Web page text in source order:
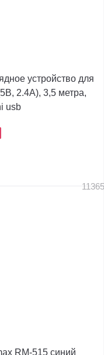
устройство для
2.4А), 3,5 метра,
usb
RM-515 синий